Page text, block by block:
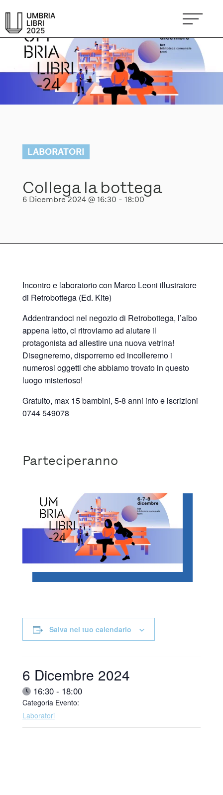
LABORATORI
Collega la bottega
6 Dicembre 2024 @ 16:30 - 18:00
Incontro e laboratorio con Marco Leoni illustratore
di Retrobottega (Ed. Kite)
Addentrandoci nel negozio di Retrobottega, l’albo
appena letto, ci ritroviamo ad aiutare il
protagonista ad allestire una nuova vetrina!
Disegneremo, disporremo ed incolleremo i
numerosi oggetti che abbiamo trovato in questo
luogo misterioso!
Gratuito, max 15 bambini, 5-8 anni info e iscrizioni
0744 549078
Parteciperanno
Salva nel tuo calendario
Data:
6 Dicembre 2024
Ora:16:30 - 18:00
Categoria Evento:
Laboratori